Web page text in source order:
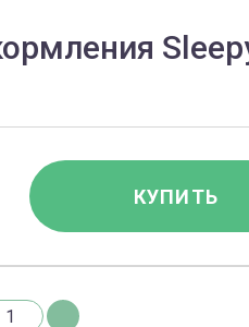
КУПИТЬ